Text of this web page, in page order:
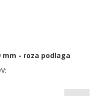
mm - roza podlaga